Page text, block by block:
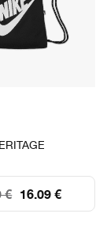
16.09 €
€